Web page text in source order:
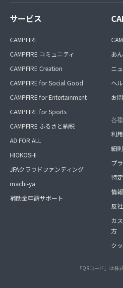
サービス
CAMPFIRE
CAMPFIRE コミュニティ
CAMPFIRE Creation
CAMPFIRE for Social Good
CAMPFIRE for Entertainment
CAMPFIRE for Sports
CAMPFIRE ふるさと納税
AD FOR ALL
HIOKOSHI
JFAクラウドファンディング
machi-ya
補助金申請サポート
あ
ニ
ヘ
お
各
利
細則
プ
特
情
反
カ
方
ク
「QRコード」は株